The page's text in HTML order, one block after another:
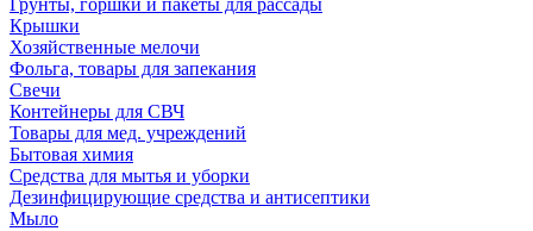
Грунты, горшки и пакеты для рассады
Крышки
Хозяйственные мелочи
Фольга, товары для запекания
Свечи
Контейнеры для СВЧ
Товары для мед. учреждений
Бытовая химия
Средства для мытья и уборки
Дезинфицирующие средства и антисептики
Мыло